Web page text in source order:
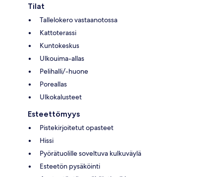
Tilat
Tallelokero vastaanotossa
Kattoterassi
Kuntokeskus
Ulkouima-allas
Pelihalli/-huone
Poreallas
Ulkokalusteet
Esteettömyys
Pistekirjoitetut opasteet
Hissi
Pyörätuolille soveltuva kulkuväylä
Esteetön pysäköinti